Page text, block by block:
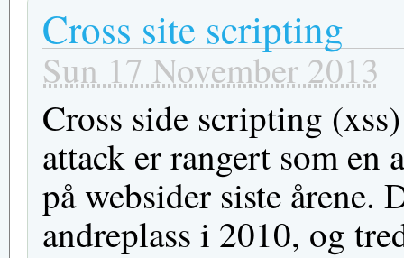
Cross site scripting
Sun 17 November 2013
Cross side scripting
attack er rangert som en
på websider siste årene.
andreplass i 2010, og